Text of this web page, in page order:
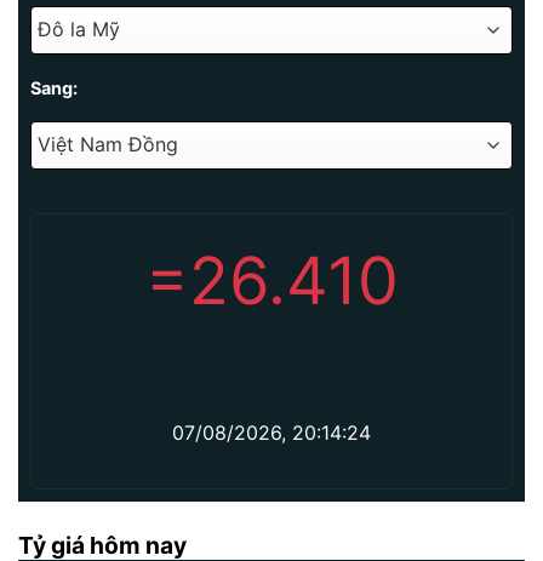
Sang:
=26.410
07/08/2026, 20:14:24
Tỷ giá hôm nay